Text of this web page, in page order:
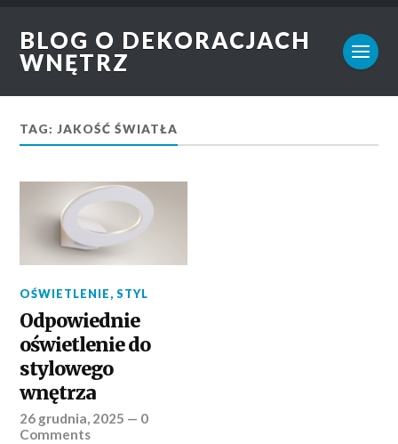
BLOG O DEKORACJACH
WNĘTRZ
TAG: JAKOŚĆ ŚWIATŁA
OŚWIETLENIE,STYL
Odpowiednie
oświetlenie do
stylowego
wnętrza
26 grudnia, 2025 — 0
Comments